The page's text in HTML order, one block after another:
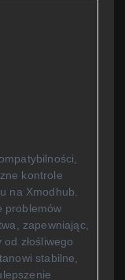
kontrole
na Xmodhub.
problemów
zapewniając,
złośliwego
stabilne,